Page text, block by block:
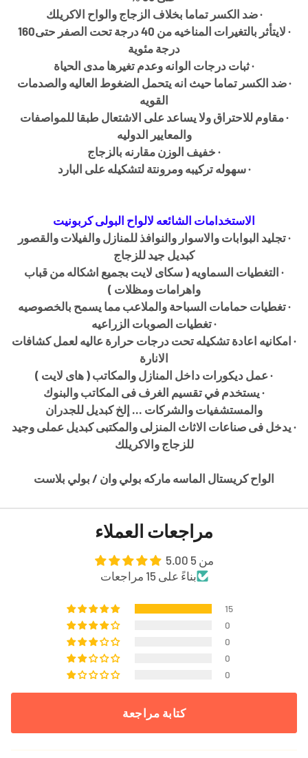
·ضد الكسر تماما بخلاف الزجاج والواح الاكريلك
·
لايتأثر بالتغيرات المناخيه من 40 درجة تحت الصفر حتى160
درجة مئوية
·ثبات درجات الوانه وعدم تغيرها مدى الحياة
·ضد الكسر تماما حيث انه يتحمل الضغوط العاليه والصدمات
القويه
·مقاوم للاحتراق ولا يساعد على الاشتعال طبقا للمواصفات
والمعايير الدوليه
· خفيف الوزن مقارنه بالزجاج
·سهوله تركيبه ومرونتة لتشكيله على البارد
الاستخدامات الشائعه لالواح البولى كربونيت
·تجليد البوابات والاسوار والنوافذ للمنازل والفيلات والقصور
كبديل جيد للزجاج
· التغطيات السماويه ( سكاى لايت بجميع اشكاله من قباب
واهرامات ومظلات )
·تغطيات حمامات السباحة والملاعب مما يسمح بالخصوصيه
·تغطيات الصوبات الزراعيه
· امكانيه اعادة تشكيله تحت درجات حرارة عاليه لعمل كشافات
الانارة
· عمل ديكورات داخل المنازل والمكاتب ( هاى لايت )
· يستخدم في تقسيم الغرف فى المكاتب والبنوك
والمستشفيات والشركات ... إلخ كبديل للجدران
· يدخل فى صناعات الاثاث المنزلى والمكتبى كبديل عملى وجيد
للزجاج والاكريلك
الواح كريستال الماسه ماركه بولي وان / بولي بلاست
مراجعات العملاء
5.00 من 5
بناءً على 15 مراجعات
15
0
0
0
0
كتابة مراجعة